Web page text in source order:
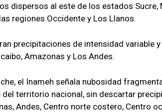
dispersos al este de los estados Sucre,
regiones Occidente y Los Llanos.
precipitaciones de intensidad variable
Amazonas y Los Andes.
el Inameh señala nubosidad
del territorio nacional, sin descartar
Andes, Centro norte costero, Centro